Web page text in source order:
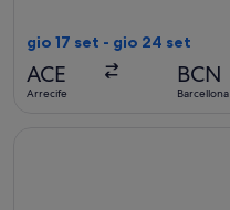
gio 17 set - gio 24 set
ACE
Arrecife
BCN
Barcellona